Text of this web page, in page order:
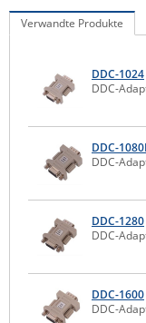
IEC Lock
Kerlink
Kramer Electronics
Legrand
LigoWave
Milesight
Moxa
Panorama
Verwandte Produkte
DDC-1024
DDC-
DDC-
DDC-
DDC-1280
DDC-
DDC-1600
DDC-